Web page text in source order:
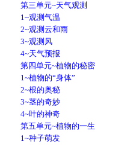
第三单元~天气观测
1~观测气温
2~观测云和雨
3~观测风
4~天气预报
第四单元~植物的秘密
1~植物的“身体”
2~根的奥秘
3~茎的奇妙
4~叶的神奇
第五单元~植物的一生
1~种子萌发